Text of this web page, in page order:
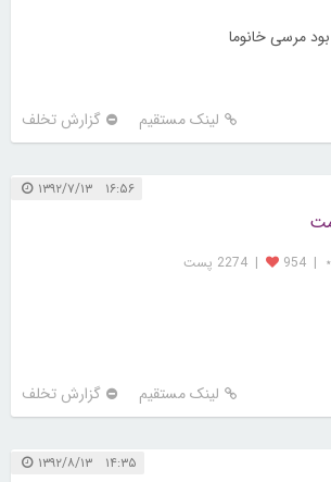
مرسی خانوما
لینک مستقیم گزارش تخلف
۱۶:۵۶ ۱۳۹۲/۷/۱۳
|
954
| 2274 پست
لینک مستقیم گزارش تخلف
۱۴:۳۵ ۱۳۹۲/۸/۱۳